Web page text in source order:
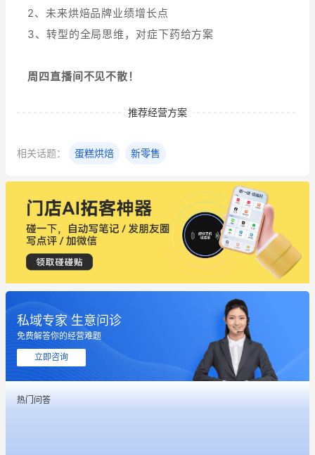
2、未来烘焙品牌业绩增长点
3、转型的全局思维，对症下药给方案
周四直播间不见不散！
推荐经营方案
相关话题： 蛋糕烘焙 新零售
私域专家 生意问诊
免费解答你的经营难题
立即咨询
热门问答
这个营销策划案例推荐大家看一下
用有赞就能在微信、小红书同时经营了
餐饮也得靠私域和服务提高竞争力